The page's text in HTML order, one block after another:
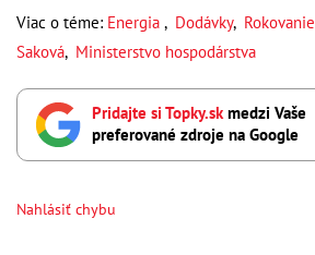
Viac o téme: Energia , Dodávky, Rokovanie
Saková, Ministerstvo hospodárstva
Pridajte si Topky.skmedzi Vaše
preferované zdroje na Google
Nahlásiť chybu